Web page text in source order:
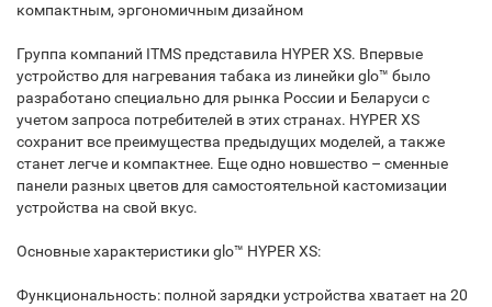
компактным, эргономичным дизайном
Группа компаний ITMS представила HYPER XS. Впервые
устройство для нагревания табака из линейки glo™ было
разработано специально для рынка России и Беларуси с
учетом запроса потребителей в этих странах. HYPER XS
сохранит все преимущества предыдущих моделей, а также
станет легче и компактнее. Еще одно новшество – сменные
панели разных цветов для самостоятельной кастомизации
устройства на свой вкус.
Основные характеристики glo™ HYPER XS:
Функциональность: полной зарядки устройства хватает на 20